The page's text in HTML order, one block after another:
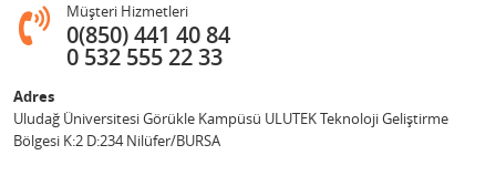
Müşteri Hizmetleri
0(850) 441 40 84
0 532 555 22 33
Adres
Uludağ Üniversitesi Görükle Kampüsü ULUTEK Teknoloji Geliştirme
Bölgesi K:2 D:234 Nilüfer/BURSA